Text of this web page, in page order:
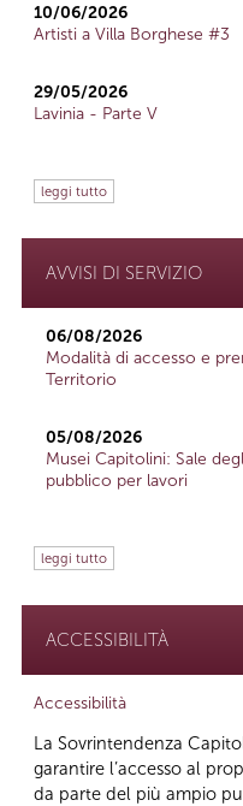
10/06/2026
Artisti a Villa Borghese #3
29/05/2026
Lavinia - Parte V
leggi tutto
AVVISI DI SERVIZIO
06/08/2026
Modalità di accesso e
Territorio
05/08/2026
Musei Capitolini: Sale
pubblico per lavori
leggi tutto
ACCESSIBILITÀ
Accessibilità
La Sovrintendenza
garantire l’accesso al
da parte del più ampio